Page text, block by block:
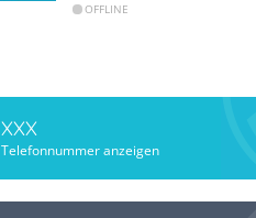
OFFLINE
XXX
Telefonnummer anzeigen